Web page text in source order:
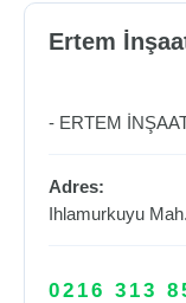
Ertem
- ERTEM
Adres:
Ihlamurkuyu
0216 313